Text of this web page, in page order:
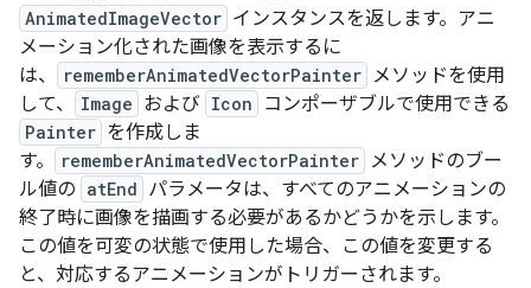
AnimatedImageVector インスタンスを返します。アニ
メーション化された画像を表示するに
は、
rememberAnimatedVectorPainter メソッドを使用
して、
Image および Icon コンポーザブルで使用できる
Painter を作成しま
す。
rememberAnimatedVectorPainter メソッドのブー
ル値の atEnd パラメータは、すべてのアニメーションの
終了時に画像を描画する必要があるかどうかを示します。
この値を可変の状態で使用した場合、この値を変更する
と、対応するアニメーションがトリガーされます。